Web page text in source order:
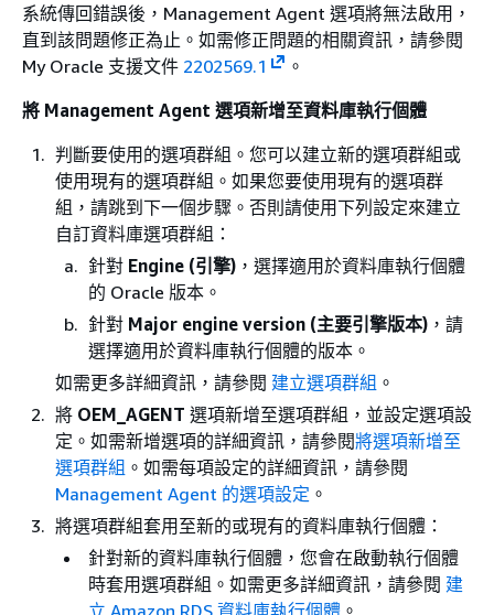
系統傳回錯誤後，Management Agent 選項將無法啟用，
直到該問題修正為止。如需修正問題的相關資訊，請參閱
My Oracle 支援文件 2202569.1
。
將 Management Agent 選項新增至資料庫執行個體
判斷要使用的選項群組。您可以建立新的選項群組或
使用現有的選項群組。如果您要使用現有的選項群
組，請跳到下一個步驟。否則請使用下列設定來建立
自訂資料庫選項群組：
針對 Engine (引擎) ，選擇適用於資料庫執行個體
的 Oracle 版本。
針對 Major engine version (主要引擎版本) ，請
選擇適用於資料庫執行個體的版本。
如需更多詳細資訊，請參閱 建立選項群組 。
將 OEM_AGENT 選項新增至選項群組，並設定選項設
定。如需新增選項的詳細資訊，請參閱將選項新增至
選項群組 。如需每項設定的詳細資訊，請參閱
Management Agent 的選項設定 。
將選項群組套用至新的或現有的資料庫執行個體：
針對新的資料庫執行個體，您會在啟動執行個體
時套用選項群組。如需更多詳細資訊，請參閱 建
立 Amazon RDS 資料庫執行個體 。